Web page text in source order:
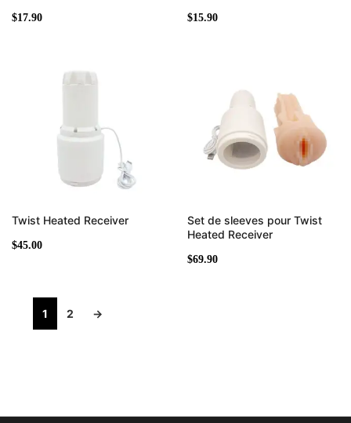
$17.90 $15.90
Twist Heated Receiver
$45.00
Set de sleeves pour Twist
Heated Receiver
$69.90
1 2 →